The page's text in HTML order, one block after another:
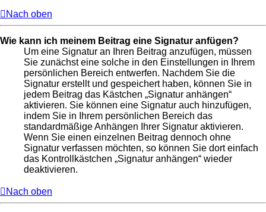
Nach oben
Wie kann ich meinem Beitrag eine Signatur anfügen?
Um eine Signatur an Ihren Beitrag anzufügen, müssen
Sie zunächst eine solche in den Einstellungen in Ihrem
persönlichen Bereich entwerfen. Nachdem Sie die
Signatur erstellt und gespeichert haben, können Sie in
jedem Beitrag das Kästchen „Signatur anhängen“
aktivieren. Sie können eine Signatur auch hinzufügen,
indem Sie in Ihrem persönlichen Bereich das
standardmäßige Anhängen Ihrer Signatur aktivieren.
Wenn Sie einen einzelnen Beitrag dennoch ohne
Signatur verfassen möchten, so können Sie dort einfach
das Kontrollkästchen „Signatur anhängen“ wieder
deaktivieren.
Nach oben